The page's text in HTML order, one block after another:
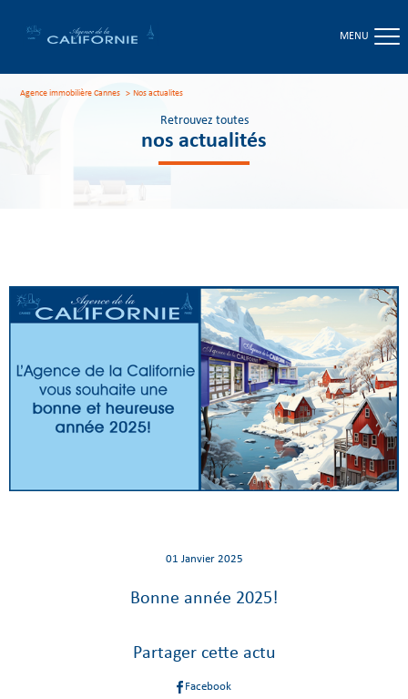
MENU
Agence immobilière Cannes nos actualites
Retrouvez toutes
nos actualités
01 Janvier 2025
Bonne année 2025!
Partager cette actu
Facebook